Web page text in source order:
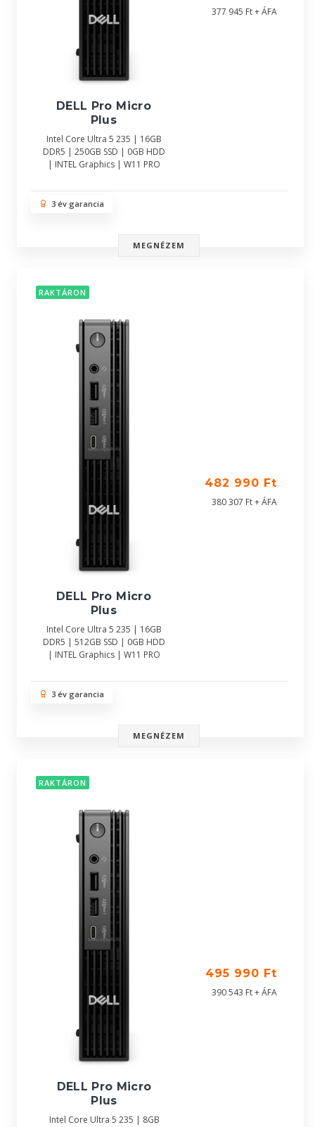
DELL Pro Micro
Plus
Intel Core Ultra 5 235 | 16GB
DDR5 | 250GB SSD | 0GB HDD
| INTEL Graphics | W11 PRO
377 945 Ft + ÁFA
3 év garancia
MEGNÉZEM
RAKTÁRON
DELL Pro Micro
Plus
Intel Core Ultra 5 235 | 16GB
DDR5 | 512GB SSD | 0GB HDD
| INTEL Graphics | W11 PRO
482 990 Ft
380 307 Ft + ÁFA
3 év garancia
MEGNÉZEM
RAKTÁRON
DELL Pro Micro
Plus
Intel Core Ultra 5 235 | 8GB
495 990 Ft
390 543 Ft + ÁFA